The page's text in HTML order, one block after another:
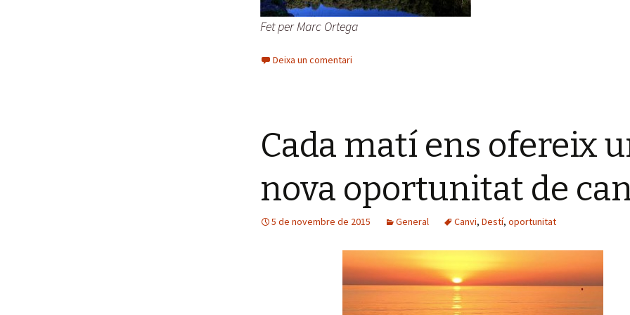
Fet per Marc Ortega
Deixa un comentari
Cada matí ens ofereix
nova oportunitat de
5 de novembre de 2015 General Canvi, Destí, oportunitat